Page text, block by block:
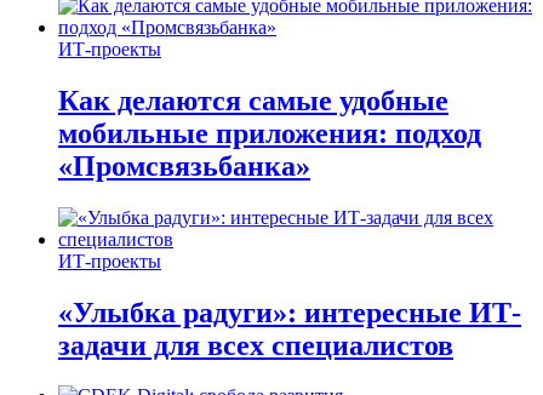
ИТ-проекты
Как делаются самые удобные
мобильные приложения: подход
«Промсвязьбанка»
ИТ-проекты
«Улыбка радуги»: интересные ИТ-
задачи для всех специалистов